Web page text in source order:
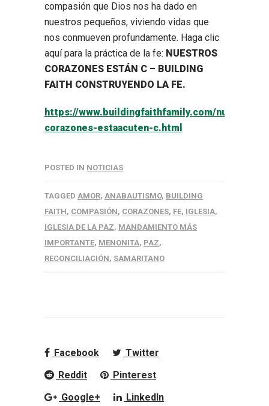
compasión que Dios nos ha dado en
nuestros pequeños, viviendo vidas que
nos conmueven profundamente. Haga clic
aquí para la práctica de la fe: NUESTROS
CORAZONES ESTÁN C – BUILDING
FAITH CONSTRUYENDO LA FE.
https://www.buildingfaithfamily.com/nuestros-
corazones-estaacuten-c.html
POSTED IN NOTICIAS
TAGGED AMOR, ANABAUTISMO, BUILDING
FAITH, COMPASIÓN, CORAZONES, FE, IGLESIA,
IGLESIA DE LA PAZ, MANDAMIENTO MÁS
IMPORTANTE, MENONITA, PAZ,
RECONCILIACIÓN, SAMARITANO
Facebook
Twitter
Reddit
Pinterest
Google+
LinkedIn